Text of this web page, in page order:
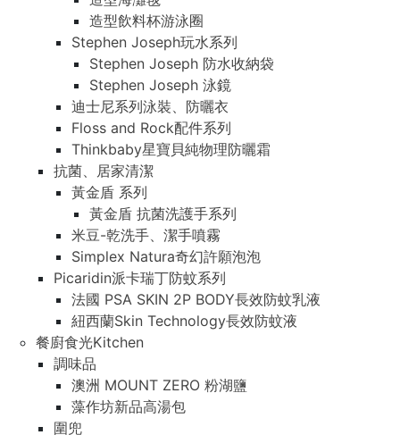
造型飲料杯游泳圈
Stephen Joseph玩水系列
Stephen Joseph 防水收納袋
Stephen Joseph 泳鏡
迪士尼系列泳裝、防曬衣
Floss and Rock配件系列
Thinkbaby星寶貝純物理防曬霜
抗菌、居家清潔
黃金盾 系列
黃金盾 抗菌洗護手系列
米豆-乾洗手、潔手噴霧
Simplex Natura奇幻許願泡泡
Picaridin派卡瑞丁防蚊系列
法國 PSA SKIN 2P BODY長效防蚊乳液
紐西蘭Skin Technology長效防蚊液
餐廚食光Kitchen
調味品
澳洲 MOUNT ZERO 粉湖鹽
藻作坊新品高湯包
圍兜